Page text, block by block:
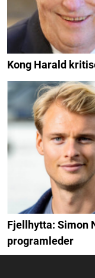
Kong Harald
Fjellhytta: Simon
programleder